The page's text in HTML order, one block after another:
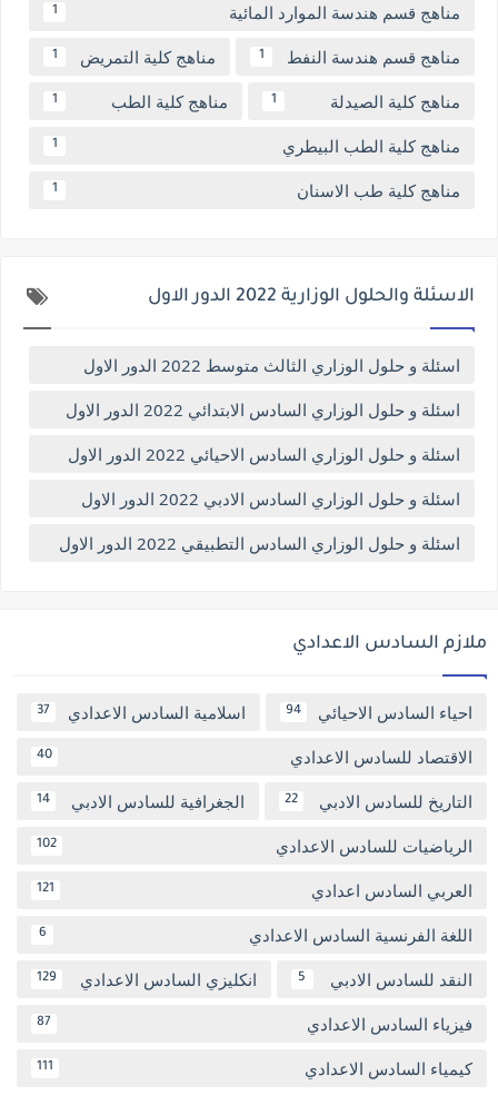
مناهج قسم هندسة الموارد المائية 1
مناهج قسم هندسة النفط 1 مناهج كلية التمريض 1
مناهج كلية الصيدلة 1 مناهج كلية الطب 1
مناهج كلية الطب البيطري 1
مناهج كلية طب الاسنان 1
الاسئلة والحلول الوزارية 2022 الدور الاول
اسئلة و حلول الوزاري الثالث متوسط 2022 الدور الاول
اسئلة و حلول الوزاري السادس الابتدائي 2022 الدور الاول
اسئلة و حلول الوزاري السادس الاحيائي 2022 الدور الاول
اسئلة و حلول الوزاري السادس الادبي 2022 الدور الاول
اسئلة و حلول الوزاري السادس التطبيقي 2022 الدور الاول
ملازم السادس الاعدادي
احياء السادس الاحيائي 94 اسلامية السادس الاعدادي 37
الاقتصاد للسادس الاعدادي 40
التاريخ للسادس الادبي 22 الجغرافية للسادس الادبي 14
الرياضيات للسادس الاعدادي 102
العربي السادس اعدادي 121
اللغة الفرنسية السادس الاعدادي 6
النقد للسادس الادبي 5 انكليزي السادس الاعدادي 129
فيزياء السادس الاعدادي 87
كيمياء السادس الاعدادي 111